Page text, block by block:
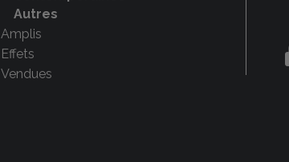
Autres
Amplis
Effets
Vendues